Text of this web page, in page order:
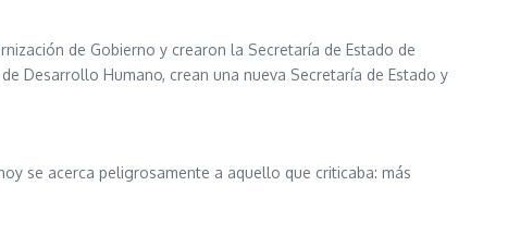
de Gobierno y crearon la Secretaría de Estado de
Desarrollo Humano, crean una nueva Secretaría de Estado y
se acerca peligrosamente a aquello que criticaba: más